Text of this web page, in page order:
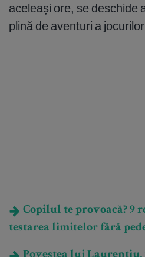
aceleași ore, se deschide
plină de aventuri a
Copilul te provoacă? 9
testarea limitelor fără